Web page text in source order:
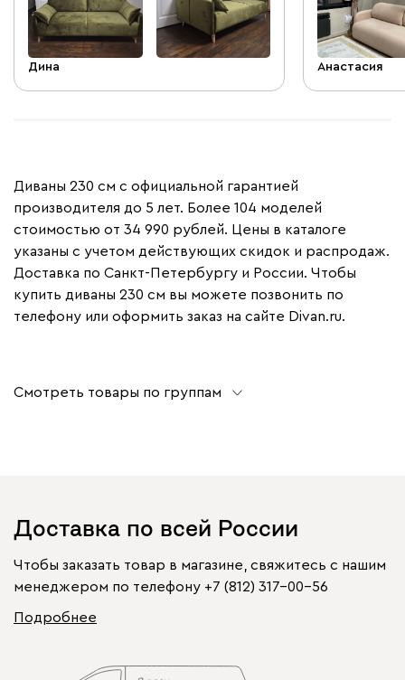
Нелля!))
Дина Анастасия
Диваны 230 см с официальной гарантией
производителя до 5 лет. Более 104 моделей
стоимостью от 34 990 рублей. Цены в каталоге
указаны с учетом действующих скидок и распродаж.
Доставка по Санкт-Петербургу и России. Чтобы
купить диваны 230 см вы можете позвонить по
телефону или оформить заказ на сайте Divan.ru.
Смотреть товары по группам
Доставка по всей России
Чтобы заказать товар в магазине, свяжитесь с нашим
менеджером по телефону +7 (812) 317-00-56
Подробнее